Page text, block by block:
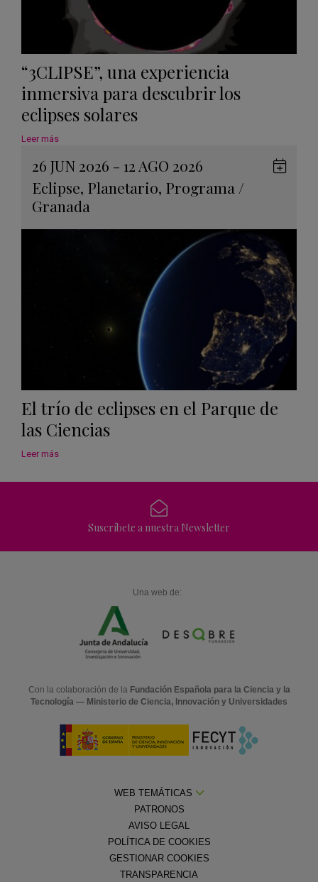
“3CLIPSE”, una experiencia
inmersiva para descubrir los
eclipses solares
Leer más
26 JUN 2026 - 12 AGO 2026
Eclipse, Planetario, Programa /
Granada
El trío de eclipses en el Parque de
las Ciencias
Leer más
Suscríbete a nuestra Newsletter
Una web de:
Con la colaboración de la Fundación Española para la Ciencia y la
Tecnología — Ministerio de Ciencia, Innovación y Universidades
WEB TEMÁTICAS
PATRONOS
AVISO LEGAL
POLÍTICA DE COOKIES
GESTIONAR COOKIES
TRANSPARENCIA